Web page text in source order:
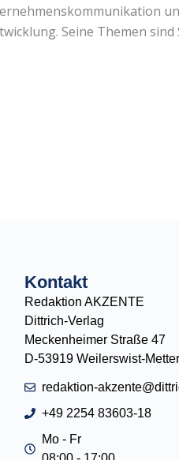
Seine Themen sind
Kontakt
Redaktion AKZENTE
Dittrich-Verlag
Meckenheimer Straße 47
D-53919 Weilerswist-
redaktion-
+49 2254 83603-18
Mo - Fr